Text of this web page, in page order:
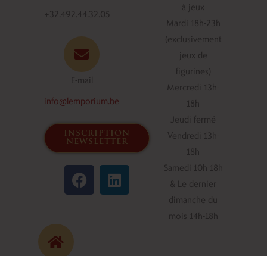
+32.492.44.32.05
E-mail
info@lemporium.be
inscription
newsletter
F
a
c
L
i
n
à jeux
Mardi 18h-23h
(exclusivement
jeux de
figurines)
Mercredi 13h-
18h
Jeudi fermé
Vendredi 13h-
18h
Samedi 10h-18h
& Le dernier
dimanche du
mois 14h-18h